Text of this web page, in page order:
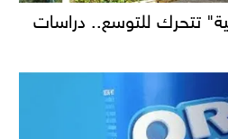
تتحرك للتوسع.. دراسات